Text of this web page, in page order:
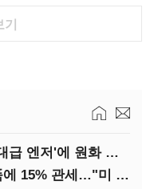
한 달 새 약 140원 급락…'역대급 엔저'에 원화 변곡점
트럼프, 폴리실리콘 파생상품에 15% 관세…"미 산업 재건"